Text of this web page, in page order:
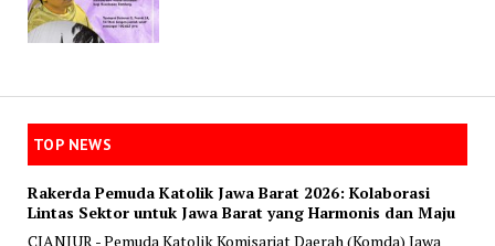
TOP NEWS
Rakerda Pemuda Katolik Jawa Barat 2026: Kolaborasi
Lintas Sektor untuk Jawa Barat yang Harmonis dan Maju
CIANJUR - Pemuda Katolik Komisariat Daerah (Komda) Jawa